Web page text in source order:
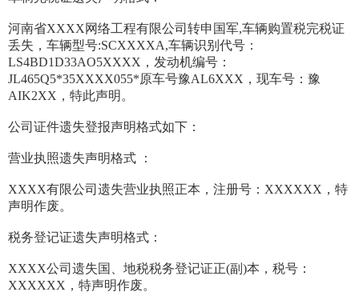
河南省XXXX网络工程有限公司转申国军,车辆购置税完税证
丢失，车辆型号:SCXXXXA,车辆识别代号：
LS4BD1D33AO5XXXX，发动机编号：
JL465Q5*35XXXX055*原车号豫AL6XXX，现车号：豫
AIK2XX，特此声明。
公司证件遗失登报声明格式如下：
营业执照遗失声明格式 ：
XXXX有限公司遗失营业执照正本，注册号：XXXXXX，特
声明作废。
税务登记证遗失声明格式：
XXXX公司遗失国、地税税务登记证正(副)本，税号：
XXXXXX，特声明作废。